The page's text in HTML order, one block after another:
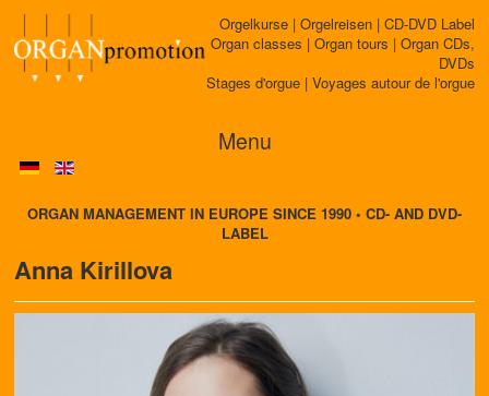
Orgelkurse | Orgelreisen | CD-DVD Label
Organ classes | Organ tours | Organ CDs,
DVDs
Stages d'orgue | Voyages autour de l'orgue
Menu
ORGAN MANAGEMENT IN EUROPE SINCE 1990 • CD- AND DVD-
LABEL
Anna Kirillova